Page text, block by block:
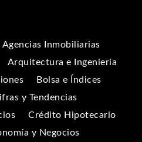
Agencias Inmobiliarias
Arquitectura e Ingeniería
Bolsa e Índices
y Tendencias
Crédito Hipotecario
y Negocios